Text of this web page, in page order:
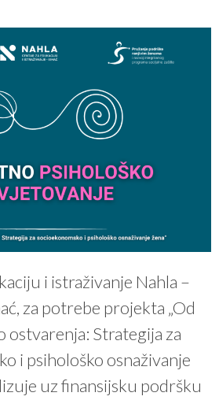
i istraživanje Nahla –
za potrebe projekta „Od
ostvarenja: Strategija za
i psihološko osnaživanje
uz finansijsku podršku